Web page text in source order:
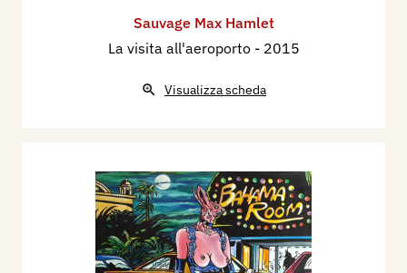
Sauvage Max Hamlet
La visita all'aeroporto - 2015
Visualizza scheda